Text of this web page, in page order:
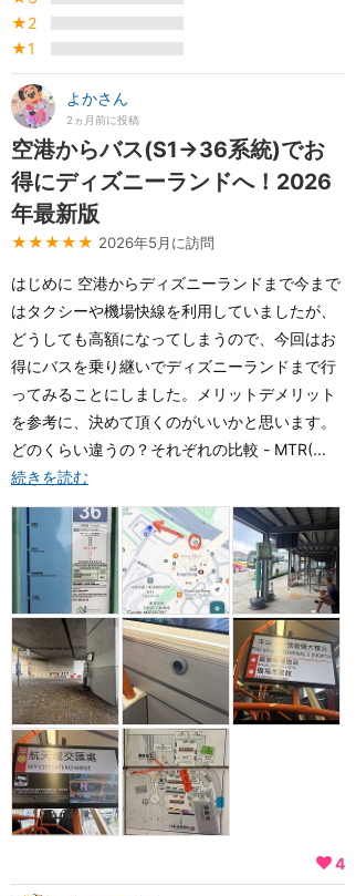
★2
★1
よかさん
2ヵ月前に投稿
空港からバス(S1→36系統)でお
得にディズニーランドへ！2026
年最新版
★★★★★ 2026年5月に訪問
はじめに 空港からディズニーランドまで今まで
はタクシーや機場快線を利用していましたが、
どうしても高額になってしまうので、今回はお
得にバスを乗り継いでディズニーランドまで行
ってみることにしました。メリットデメリット
を参考に、決めて頂くのがいいかと思います。
どのくらい違うの？それぞれの比較 - MTR(...
続きを読む
4